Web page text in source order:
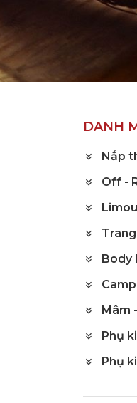
DANH
Nắp
Off -
Body
Mâm
Phụ
Phụ